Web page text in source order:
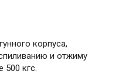
корпуса,
и отжиму
500 кгс.